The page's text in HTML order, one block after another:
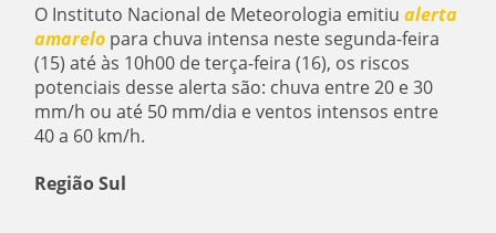
O Instituto Nacional de Meteorologia emitiualerta
amarelo para chuva intensa neste segunda-feira
(15) até às 10h00 de terça-feira (16), os riscos
potenciais desse alerta são: chuva entre 20 e 30
mm/h ou até 50 mm/dia e ventos intensos entre
40 a 60 km/h.
Região Sul